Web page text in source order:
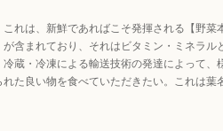
れは、新鮮であればこそ発揮される【野菜
含まれており、それはビタミン・ミネラル
蔵・冷凍による輸送技術の発達によって、
た良い物を食べていただきたい。これは葉